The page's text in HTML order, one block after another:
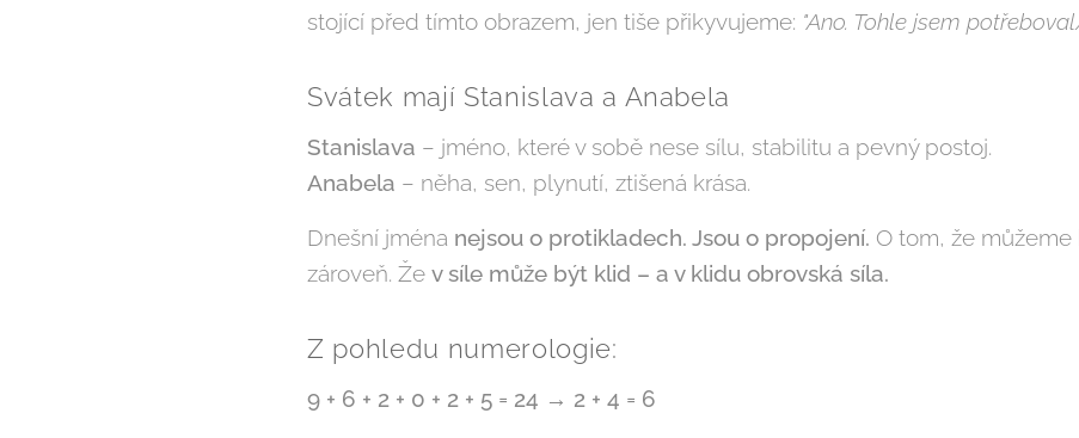
stojící před tímto obrazem, jen tiše přikyvujeme: "Ano. Tohle jsem
Svátek mají Stanislava a Anabela
Stanislava – jméno, které v sobě nese sílu, stabilitu a pevný postoj.
Anabela – něha, sen, plynutí, ztišená krása.
Dnešní jména nejsou o protikladech. Jsou o propojení. O tom, že
zároveň. Že v síle může být klid – a v klidu obrovská síla.
Z pohledu numerologie:
9 + 6 + 2 + 0 + 2 + 5 = 24 → 2 + 4 = 6